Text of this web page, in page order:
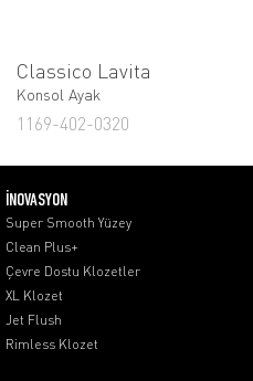
Classico Lavita
Konsol Ayak
1169-402-0320
İNOVASYON
Super Smooth Yüzey
Clean Plus+
Çevre Dostu Klozetler
XL Klozet
Jet Flush
Rimless Klozet